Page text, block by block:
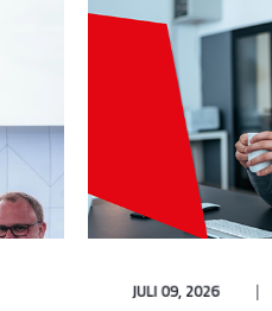
JULI 09, 2026